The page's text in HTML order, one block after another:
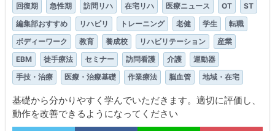
回復期
急性期 訪問リハ 在宅リハ 医療ニュース OT
ST
編集部おすすめ
リハビリ トレーニング 老健 学生
転職
ボディーワーク
教育 養成校 リハビリテーション
産業
EBM
徒手療法 セミナー 訪問看護 介護
運動器
手技・治療
医療・治療基礎 作業療法 脳血管 地域・在宅
基礎から分かりやすく学んでいただきます。適切に評価し、
動作を改善できるようになってください